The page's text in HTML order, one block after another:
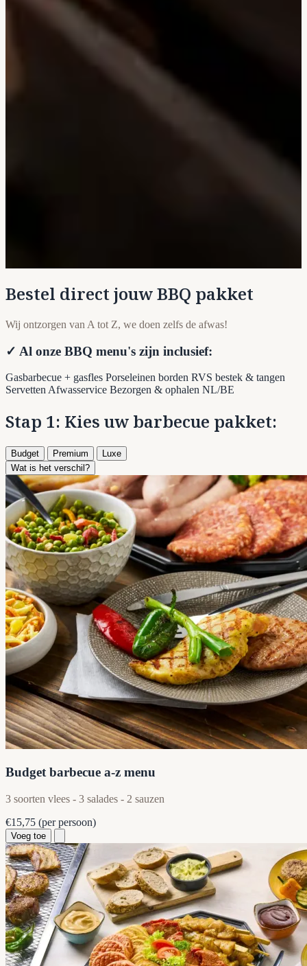
Bestel direct jouw BBQ pakket
Wij ontzorgen van A tot Z, we doen zelfs de afwas!
✓ Al onze BBQ menu's zijn inclusief:
Gasbarbecue + gasfles Porseleinen borden RVS bestek & tangen
ServettenAfwasservice Bezorgen & ophalen NL/BE
Stap 1: Kies uw barbecue pakket:
Budget Premium
Luxe
Wat is het verschil?
Budget barbecue a-z menu
3 soorten vlees - 3 salades - 2 sauzen
€15,75 (per persoon)
Voeg toe